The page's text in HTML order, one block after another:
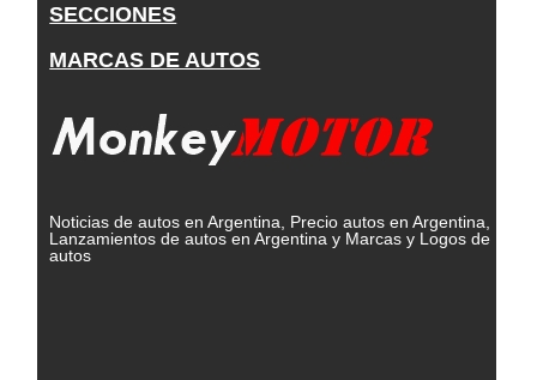
SECCIONES
MARCAS DE AUTOS
Noticias de autos en Argentina, Precio autos en Argentina,
Lanzamientos de autos en Argentina y Marcas y Logos de
autos